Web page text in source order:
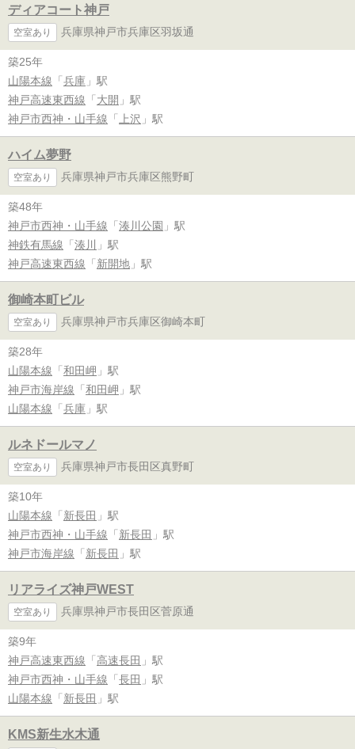
ディアコート神戸
空室あり 兵庫県神戸市兵庫区羽坂通
築25年
山陽本線 「 兵庫 」駅
神戸高速東西線 「 大開 」駅
神戸市西神・山手線 「 上沢 」駅
ハイム夢野
空室あり 兵庫県神戸市兵庫区熊野町
築48年
神戸市西神・山手線 「 湊川公園 」駅
神鉄有馬線 「 湊川
」駅
神戸高速東西線 「 新開地 」駅
御崎本町ビル
空室あり 兵庫県神戸市兵庫区御崎本町
築28年
山陽本線 「 和田岬 」駅
神戸市海岸線 「 和田岬 」駅
山陽本線 「 兵庫 」駅
ルネドールマノ
空室あり 兵庫県神戸市長田区真野町
築10年
山陽本線 「 新長田 」駅
神戸市西神・山手線 「 新長田 」駅
神戸市海岸線 「 新長田 」駅
リアライズ神戸WEST
空室あり 兵庫県神戸市長田区菅原通
築9年
神戸高速東西線 「 高速長田 」駅
神戸市西神・山手線 「 長田 」駅
山陽本線 「 新長田 」駅
KMS新生水木通